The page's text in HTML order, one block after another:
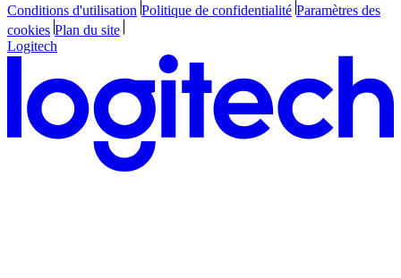
Conditions d'utilisation Politique de confidentialité Paramètres des
cookies Plan du site
Logitech